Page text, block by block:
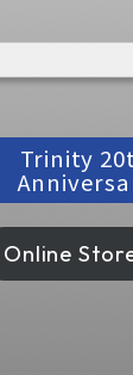
Trinity
Online